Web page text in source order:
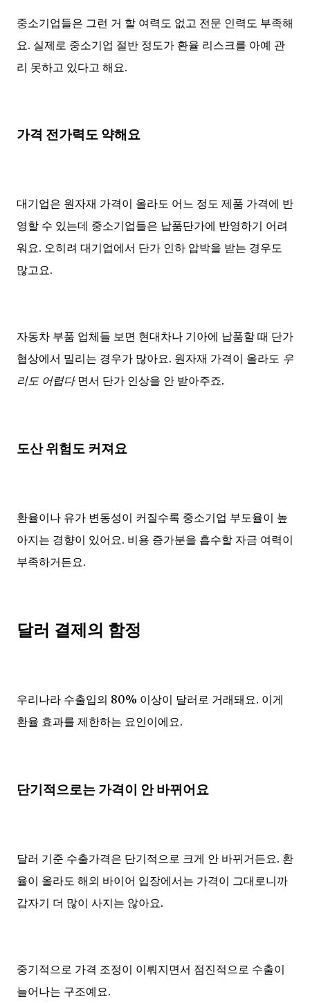
중소기업들은 그런 거 할 여력도 없고 전문 인력도 부족해
요. 실제로 중소기업 절반 정도가 환율 리스크를 아예 관
리 못하고 있다고 해요.
가격 전가력도 약해요
대기업은 원자재 가격이 올라도 어느 정도 제품 가격에 반
영할 수 있는데 중소기업들은 납품단가에 반영하기 어려
워요. 오히려 대기업에서 단가 인하 압박을 받는 경우도
많고요.
자동차 부품 업체들 보면 현대차나 기아에 납품할 때 단가
협상에서 밀리는 경우가 많아요. 원자재 가격이 올라도 우
리도 어렵다면서 단가 인상을 안 받아주죠.
도산 위험도 커져요
환율이나 유가 변동성이 커질수록 중소기업 부도율이 높
아지는 경향이 있어요. 비용 증가분을 흡수할 자금 여력이
부족하거든요.
달러 결제의 함정
우리나라 수출입의 80% 이상이 달러로 거래돼요. 이게
환율 효과를 제한하는 요인이에요.
단기적으로는 가격이 안 바뀌어요
달러 기준 수출가격은 단기적으로 크게 안 바뀌거든요. 환
율이 올라도 해외 바이어 입장에서는 가격이 그대로니까
갑자기 더 많이 사지는 않아요.
중기적으로 가격 조정이 이뤄지면서 점진적으로 수출이
늘어나는 구조예요.